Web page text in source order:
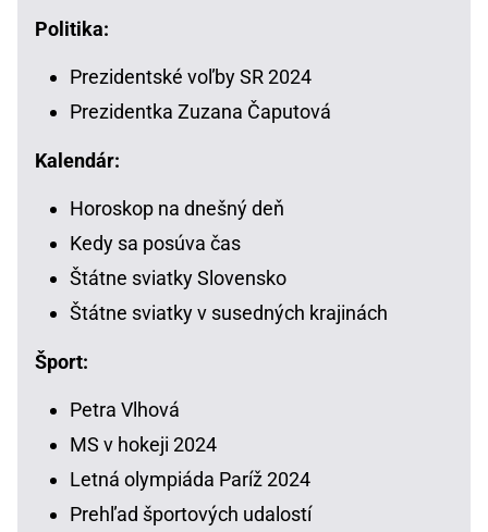
Politika:
Prezidentské voľby SR 2024
Prezidentka Zuzana Čaputová
Kalendár:
Horoskop na dnešný deň
Kedy sa posúva čas
Štátne sviatky Slovensko
Štátne sviatky v susedných krajinách
Šport:
Petra Vlhová
MS v hokeji 2024
Letná olympiáda Paríž 2024
Prehľad športových udalostí